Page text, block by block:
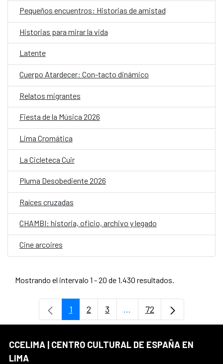
Pequeños encuentros: Historias de amistad
Historias para mirar la vida
Latente
Cuerpo Atardecer: Con-tacto dinámico
Relatos migrantes
Fiesta de la Música 2026
Lima Cromática
La Cicleteca Cuir
Pluma Desobediente 2026
Raíces cruzadas
CHAMBI: historia, oficio, archivo y legado
Cine arcoires
Mostrando el intervalo 1 - 20 de 1.430 resultados.
Página
1 Página
2 Página
3 ...Páginas intermedias
Página
72
CCELIMA | CENTRO CULTURAL DE ESPAÑA EN
LIMA